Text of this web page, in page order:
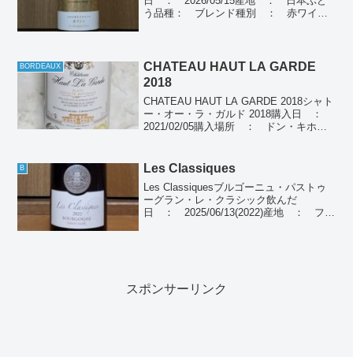
う品種： ブレンド種別 ： 赤ワイン
BORDEAUX
CHATEAU HAUT LA GARDE
2018
CHATEAU HAUT LA GARDE 2018シャト
ー・オー・ラ・ガルド 2018購入日 ：
2021/02/05購入場所 ： ドン・キホー
BORDEAUXぶ...
B Les Classiques
Les Classiquesブルゴーニュ・パストゥ
ーグラン・レ・クラシック飲んだ
日 ： 2025/06/13(2022)産地 ： フラ
スポンサーリンク